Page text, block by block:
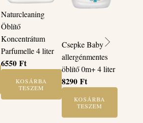
Naturcleaning
Öblítő
Koncentrátum
Parfumelle 4 liter
6550 Ft
KOSÁRBA
TESZEM
Csepke Baby
allergénmentes
öblítő 0m+ 4 liter
8290Ft
KOSÁRBA
TESZEM